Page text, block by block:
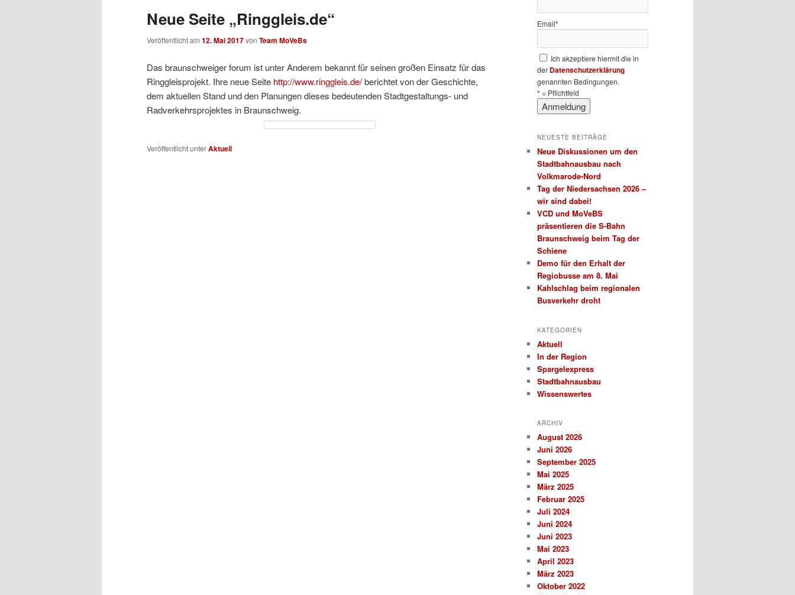
Neue Seite „Ringgleis.de“
Veröffentlicht am 12. Mai 2017von Team MoVeBs
Das braunschweiger forum ist unter Anderem bekannt für seinen großen Einsatz für das
Ringgleisprojekt. Ihre neue Seite http://www.ringgleis.de/berichtet von der Geschichte,
dem aktuellen Stand und den Planungen dieses bedeutenden Stadtgestaltungs- und
Radverkehrsprojektes in Braunschweig.
Veröffentlicht unterAktuell
Email*
Ich akzeptiere hiermit die in
der Datenschutzerklärung
genannten Bedingungen.
* = Pflichtfeld
NEUESTE BEITRÄGE
Neue Diskussionen um den
Stadtbahnausbau nach
Volkmarode-Nord
Tag der Niedersachsen 2026 –
wir sind dabei!
VCD und MoVeBS
präsentieren die S-Bahn
Braunschweig beim Tag der
Schiene
Demo für den Erhalt der
Regiobusse am 8. Mai
Kahlschlag beim regionalen
Busverkehr droht
KATEGORIEN
Aktuell
In der Region
Spargelexpress
Stadtbahnausbau
Wissenswertes
ARCHIV
August 2026
Juni 2026
September 2025
Mai 2025
März 2025
Februar 2025
Juli 2024
Juni 2024
Juni 2023
Mai 2023
April 2023
März 2023
Oktober 2022